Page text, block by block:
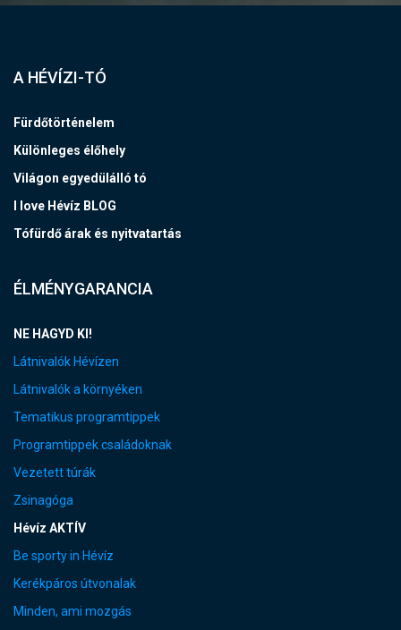
A HÉVÍZI-TÓ
Fürdőtörténelem
Különleges élőhely
Világon egyedülálló tó
I love Hévíz BLOG
Tófürdő árak és nyitvatartás
ÉLMÉNYGARANCIA
NE HAGYD KI!
Látnivalók Hévízen
Látnivalók a környéken
Tematikus programtippek
Programtippek családoknak
Vezetett túrák
Zsinagóga
Hévíz AKTÍV
Be sporty in Hévíz
Kerékpáros útvonalak
Minden, ami mozgás